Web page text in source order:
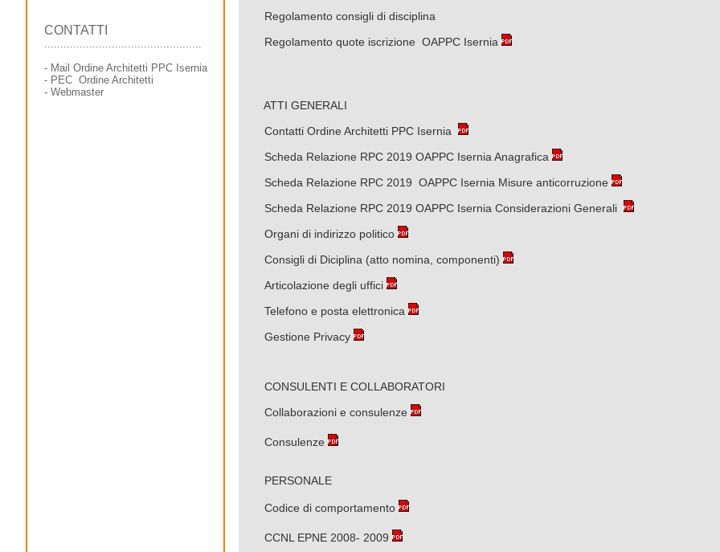
CONTATTI
.................................................
- Mail Ordine Architetti PPC Isernia
- PEC Ordine Architetti
- Webmaster
Regolamento consigli di disciplina
Regolamento quote iscrizione OAPPC Isernia
ATTI GENERALI
Contatti Ordine Architetti PPC Isernia
Scheda Relazione RPC 2019 OAPPC Isernia Anagrafica
Scheda Relazione RPC 2019 OAPPC Isernia Misure anticorruzione
Scheda Relazione RPC 2019 OAPPC Isernia Considerazioni Generali
Organi di indirizzo politico
Consigli di Diciplina (atto nomina, componenti)
Articolazione degli uffici
Telefono e posta elettronica
Gestione Privacy
CONSULENTI E COLLABORATORI
Collaborazioni e consulenze
Consulenze
PERSONALE
Codice di comportamento
CCNL EPNE 2008- 2009